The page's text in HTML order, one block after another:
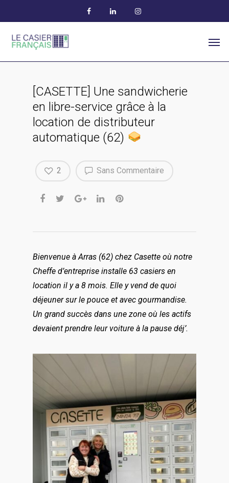
[CASETTE] Une sandwicherie
en libre-service grâce à la
location de distributeur
automatique (62)
Sans Commentaire
2
Bienvenue à Arras (62) chez Casette où notre
Cheffe d’entreprise installe 63 casiers en
location il y a 8 mois. Elle y vend de quoi
déjeuner sur le pouce et avec gourmandise.
Un grand succès dans une zone où les actifs
devaient prendre leur voiture à la pause déj’.